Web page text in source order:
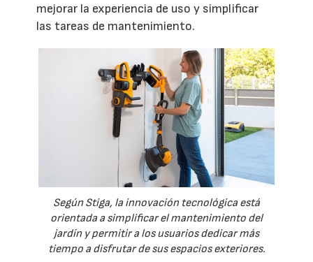
mejorar la experiencia de uso y simplificar
las tareas de mantenimiento.
Según Stiga, la innovación tecnológica está
orientada a simplificar el mantenimiento del
jardín y permitir a los usuarios dedicar más
tiempo a disfrutar de sus espacios exteriores.